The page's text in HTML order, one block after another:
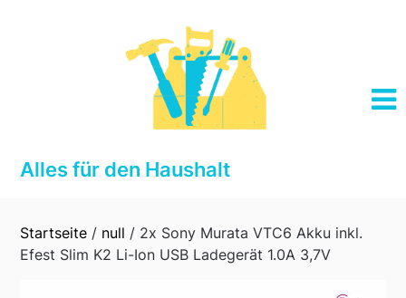
Alles für den Haushalt
Startseite / null / 2x Sony Murata VTC6 Akku inkl.
Efest Slim K2 Li-Ion USB Ladegerät 1.0A 3,7V